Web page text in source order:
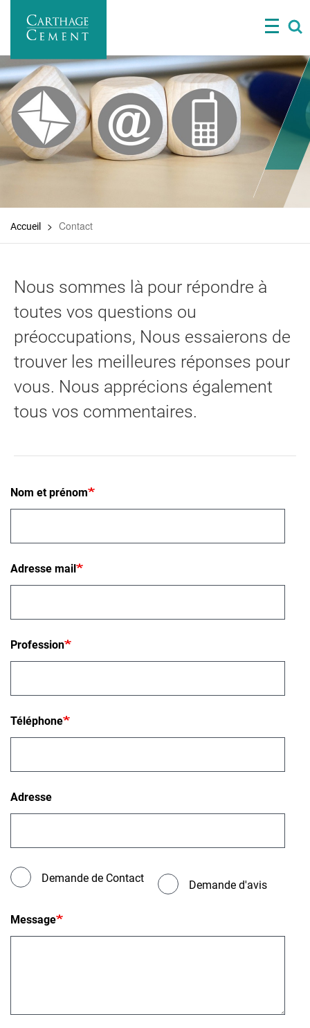
contenu
Accueil Contact
Nous sommes là pour répondre à
toutes vos questions ou
préoccupations, Nous essaierons de
trouver les meilleures réponses pour
vous. Nous apprécions également
tous vos commentaires.
Nom et prénom
Adresse mail
Profession
Téléphone
Adresse
Contact
or
Demande de Contact
Demande d'avis
Message